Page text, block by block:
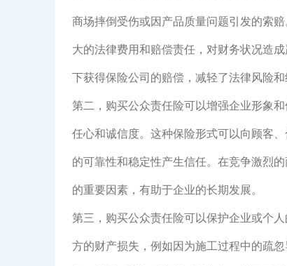
商场摔倒受伤或因产品质量问题引发的索
大的法律费用和赔偿责任，对财务状况造
下获得保险公司的赔偿，减轻了法律风险和
第二，购买公众责任险可以增强企业形象
任心和诚信度。这种保险形式可以向顾客
的可靠性和稳定性产生信任。在竞争激烈
的重要因素，有助于企业的长期发展。
第三，购买公众责任险可以保护企业或个
方的财产损失，例如因为施工过程中的疏